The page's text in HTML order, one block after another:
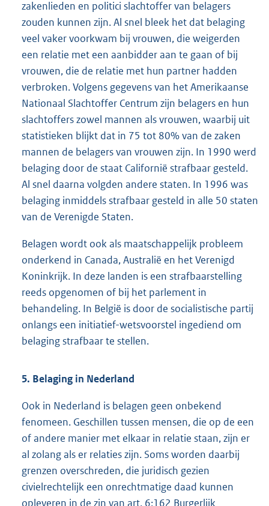
zakenlieden en politici slachtoffer van belagers
zouden kunnen zijn. Al snel bleek het dat belaging
veel vaker voorkwam bij vrouwen, die weigerden
een relatie met een aanbidder aan te gaan of bij
vrouwen, die de relatie met hun partner hadden
verbroken. Volgens gegevens van het Amerikaanse
Nationaal Slachtoffer Centrum zijn belagers en hun
slachtoffers zowel mannen als vrouwen, waarbij uit
statistieken blijkt dat in 75 tot 80% van de zaken
mannen de belagers van vrouwen zijn. In 1990 werd
belaging door de staat Californië strafbaar gesteld.
Al snel daarna volgden andere staten. In 1996 was
belaging inmiddels strafbaar gesteld in alle 50 staten
van de Verenigde Staten.
Belagen wordt ook als maatschappelijk probleem
onderkend in Canada, Australië en het Verenigd
Koninkrijk. In deze landen is een strafbaarstelling
reeds opgenomen of bij het parlement in
behandeling. In België is door de socialistische partij
onlangs een initiatief-wetsvoorstel ingediend om
belaging strafbaar te stellen.
5. Belaging in Nederland
Ook in Nederland is belagen geen onbekend
fenomeen. Geschillen tussen mensen, die op de een
of andere manier met elkaar in relatie staan, zijn er
al zolang als er relaties zijn. Soms worden daarbij
grenzen overschreden, die juridisch gezien
civielrechtelijk een onrechtmatige daad kunnen
opleveren in de zin van art. 6:162 Burgerlijk